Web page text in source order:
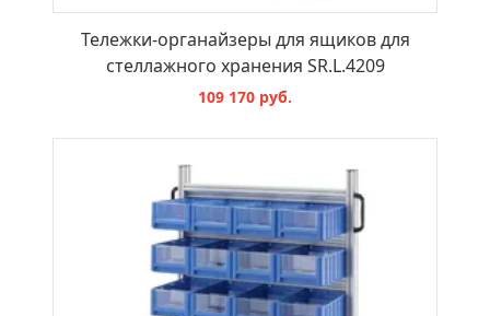
Тележки-органайзеры для ящиков для
стеллажного хранения SR.L.4209
109 170 руб.